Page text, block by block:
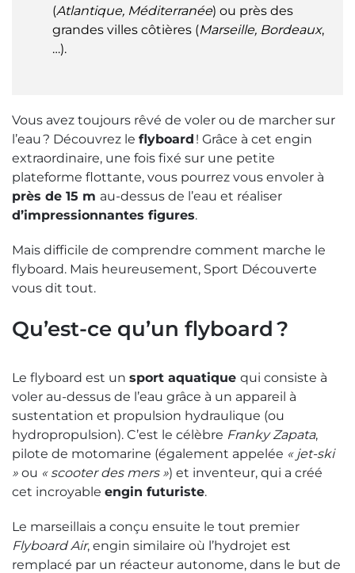
(Atlantique, Méditerranée) ou près des
grandes villes côtières (Marseille, Bordeaux,
…).
Vous avez toujours rêvé de voler ou de marcher sur
l’eau ? Découvrez le flyboard ! Grâce à cet engin
extraordinaire, une fois fixé sur une petite
plateforme flottante, vous pourrez vous envoler à
près de 15 m au-dessus de l’eau et réaliser
d’impressionnantes figures.
Mais difficile de comprendre comment marche le
flyboard. Mais heureusement, Sport Découverte
vous dit tout.
Qu’est-ce qu’un flyboard ?
Le flyboard est un sport aquatique qui consiste à
voler au-dessus de l’eau grâce à un appareil à
sustentation et propulsion hydraulique (ou
hydropropulsion). C’est le célèbre Franky Zapata,
pilote de motomarine (également appelée « jet-ski
» ou « scooter des mers ») et inventeur, qui a créé
cet incroyable engin futuriste.
Le marseillais a conçu ensuite le tout premier
Flyboard Air, engin similaire où l’hydrojet est
remplacé par un réacteur autonome, dans le but de